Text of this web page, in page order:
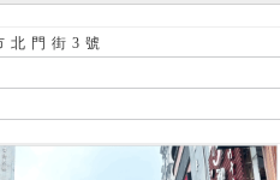
北門街3號